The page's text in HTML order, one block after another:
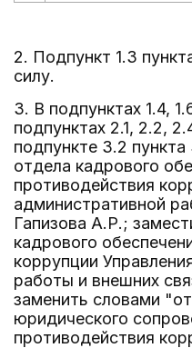
2. Подпункт 1.3
силу.
3. В подпунктах 1.4,
подпунктах 2.1, 2.2,
подпункте 3.2
отдела кадрового
противодействия
административной
Гапизова А.Р.;
кадрового
коррупции
работы и внешних
заменить словами
юридического
противодействия